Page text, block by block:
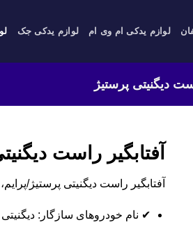
لوازم یدکی ام وی ام لوازم یدکی جک
دیگنیتی پرستیژ
آفتابگیر راست
آفتابگیر راست دیگنیتی پرستیژ/
✔ نام خودروهای سازگار: دیگنیتی